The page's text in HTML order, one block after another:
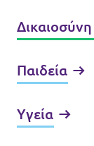
Παιδεία
Υγεία